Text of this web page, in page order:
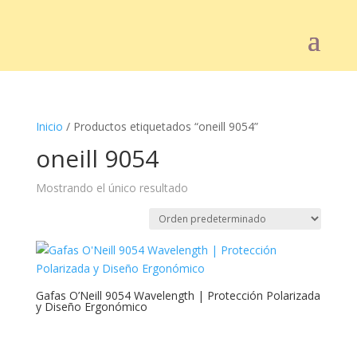
Inicio / Productos etiquetados “oneill 9054”
oneill 9054
Mostrando el único resultado
Gafas O’Neill 9054 Wavelength | Protección Polarizada
y Diseño Ergonómico